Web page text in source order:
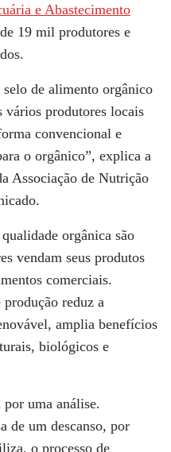
e Abastecimento
19 mil produtores e
de alimento orgânico
produtores locais
convencional e
o orgânico”, explica a
Associação de Nutrição
orgânica são
vendam seus produtos
comerciais.
produção reduz a
amplia benefícios
biológicos e
uma análise.
de um descanso, por
o processo de